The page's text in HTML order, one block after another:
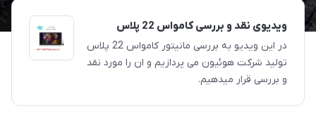
ویدیوی نقد و بررسی کامواس 22 پلاس
در این ویدیو به بررسی مانیتور کامواس 22 پلاس
تولید شرکت هوئیون می پردازیم و ان را مورد نقد
و بررسی قرار میدهیم.